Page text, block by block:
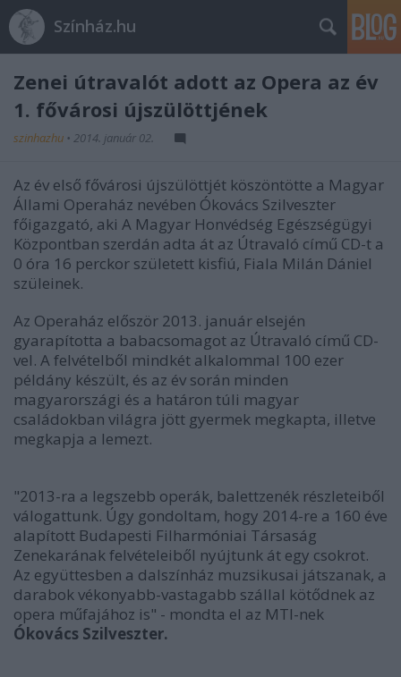
Színház.hu
Zenei útravalót adott az Opera az év
1. fővárosi újszülöttjének
szinhazhu • 2014. január 02.
Az év első fővárosi újszülöttjét köszöntötte a Magyar
Állami Operaház nevében Ókovács Szilveszter
főigazgató, aki A Magyar Honvédség Egészségügyi
Központban szerdán adta át az Útravaló című CD-t a
0 óra 16 perckor született kisfiú, Fiala Milán Dániel
szüleinek.
Az Operaház először 2013. január elsején
gyarapította a babacsomagot az Útravaló című CD-
vel. A felvételből mindkét alkalommal 100 ezer
példány készült, és az év során minden
magyarországi és a határon túli magyar
családokban világra jött gyermek megkapta, illetve
megkapja a lemezt.
"2013-ra a legszebb operák, balettzenék részleteiből
válogattunk. Úgy gondoltam, hogy 2014-re a 160 éve
alapított Budapesti Filharmóniai Társaság
Zenekarának felvételeiből nyújtunk át egy csokrot.
Az együttesben a dalszínház muzsikusai játszanak, a
darabok vékonyabb-vastagabb szállal kötődnek az
opera műfajához is" - mondta el az MTI-nek
Ókovács Szilveszter.